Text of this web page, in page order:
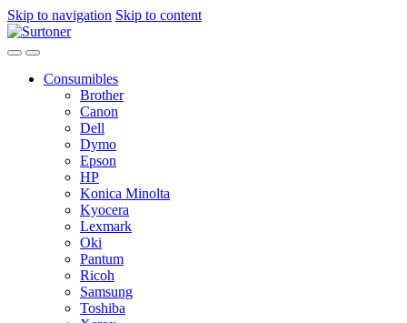
Skip to navigation Skip to content
Consumibles
Brother
Canon
Dell
Dymo
Epson
HP
Konica Minolta
Kyocera
Lexmark
Oki
Pantum
Ricoh
Samsung
Toshiba